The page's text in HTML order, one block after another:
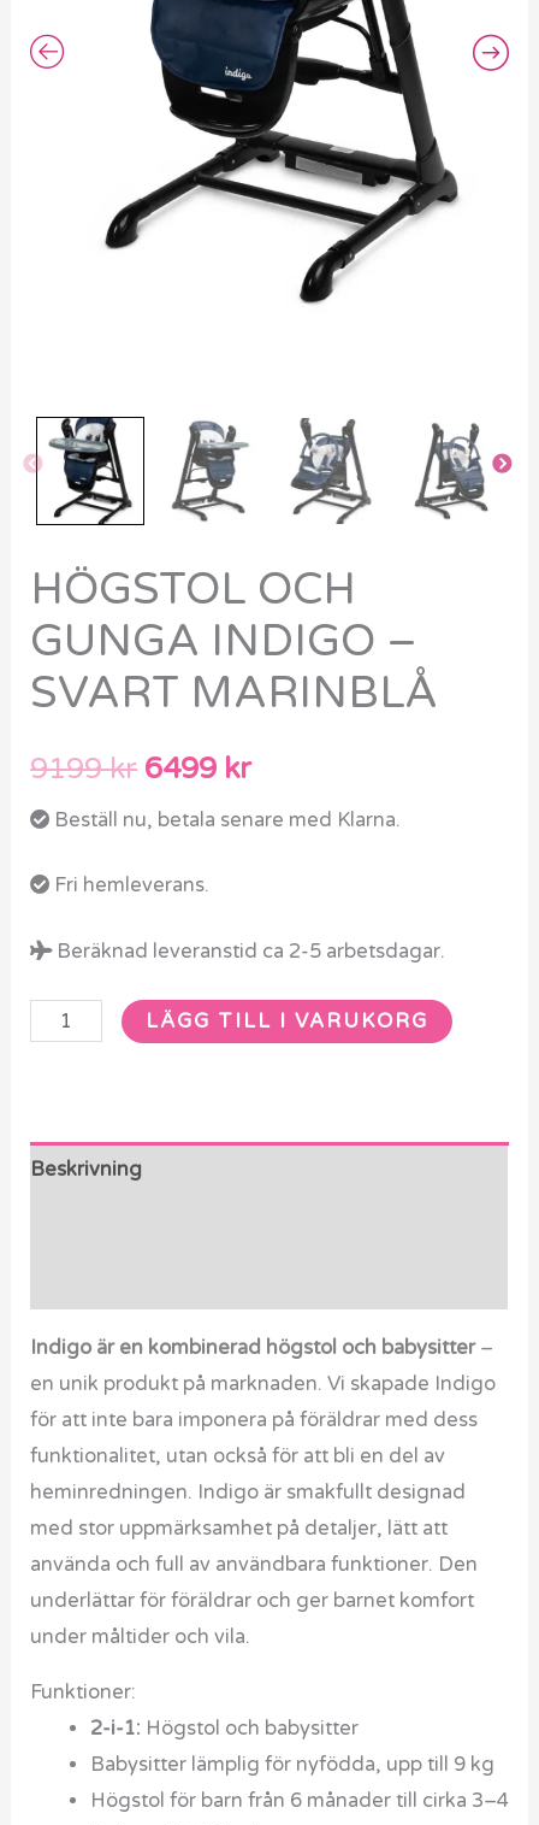
HÖGSTOL OCH
GUNGA INDIGO –
SVART MARINBLÅ
9199kr 6499 kr
Beställ nu, betala senare med Klarna.
Fri hemleverans.
Beräknad leveranstid ca 2-5 arbetsdagar.
LÄGG TILL I VARUKORG
Beskrivning
Indigo är en kombinerad högstol och babysitter–
en unik produkt på marknaden. Vi skapade Indigo
för att inte bara imponera på föräldrar med dess
funktionalitet, utan också för att bli en del av
heminredningen. Indigo är smakfullt designad
med stor uppmärksamhet på detaljer, lätt att
använda och full av användbara funktioner. Den
underlättar för föräldrar och ger barnet komfort
under måltider och vila.
Funktioner:
2-i-1: Högstol och babysitter
Babysitter lämplig för nyfödda, upp till 9 kg
Högstol för barn från 6 månader till cirka 3–4